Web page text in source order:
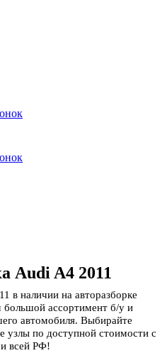
Audi A4 2011
в наличии на авторазборке
ассортимент б/у и
автомобиля. Выбирайте
узлы по доступной стоимости с
и всей РФ!